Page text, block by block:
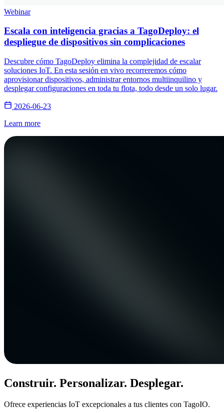
Webinar
Escala con inteligencia gracias a TagoDeploy: el
despliegue de dispositivos sin complicaciones
Descubre cómo TagoDeploy elimina la complejidad de escalar
soluciones IoT. En esta sesión en vivo recorreremos cómo
aprovisionar dispositivos, administrar entornos multiinquilino y
desplegar configuraciones en toda tu flota, todo desde un solo lugar.
2026-06-23
Learn more
Construir. Personalizar. Desplegar.
Ofrece experiencias IoT excepcionales a tus clientes con TagoIO.